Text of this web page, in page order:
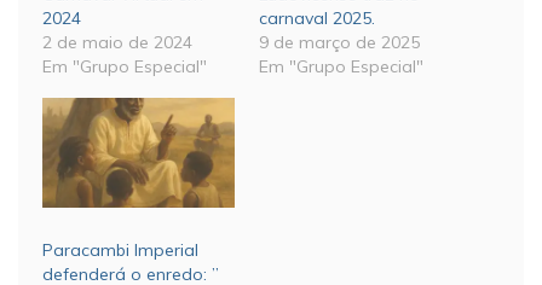
2024
2 de maio de 2024
Em "Grupo Especial"
carnaval 2025.
9 de março de 2025
Em "Grupo Especial"
Paracambi Imperial
defenderá o enredo: ”